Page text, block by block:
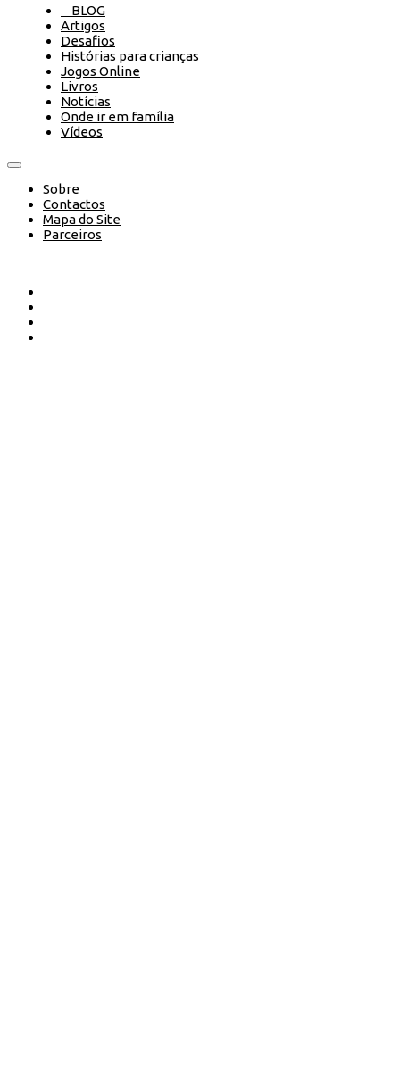
BLOG
Artigos
Desafios
Histórias para crianças
Jogos Online
Livros
Notícias
Onde ir em família
Vídeos
Sobre
Contactos
Mapa do Site
Parceiros